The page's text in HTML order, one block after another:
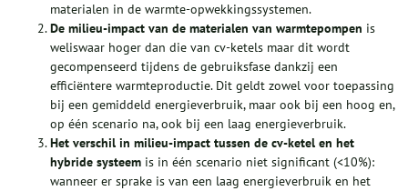
materialen in de warmte-opwekkingssystemen.
De milieu-impact van de materialen van warmtepompen is
weliswaar hoger dan die van cv-ketels maar dit wordt
gecompenseerd tijdens de gebruiksfase dankzij een
efficiëntere warmteproductie. Dit geldt zowel voor toepassing
bij een gemiddeld energieverbruik, maar ook bij een hoog en,
op één scenario na, ook bij een laag energieverbruik.
Het verschil in milieu-impact tussen de cv-ketel en het
hybride systeem is in één scenario niet significant (<10%):
wanneer er sprake is van een laag energieverbruik en het